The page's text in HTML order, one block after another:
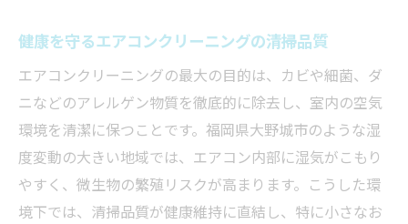
健康を守るエアコンクリーニングの清掃品質
エアコンクリーニングの最大の目的は、カビや細菌、ダ
ニなどのアレルゲン物質を徹底的に除去し、室内の空気
環境を清潔に保つことです。福岡県大野城市のような湿
度変動の大きい地域では、エアコン内部に湿気がこもり
やすく、微生物の繁殖リスクが高まります。こうした環
境下では、清掃品質が健康維持に直結し、特に小さなお